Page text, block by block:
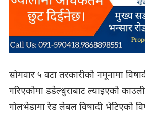
सोमवार ५ वटा तरकारीको नमूनामा
गरिएकोमा डडेल्धुराबाट ल्याइएको
गोलभेडामा रेड लेबल विषादी भेटिएको